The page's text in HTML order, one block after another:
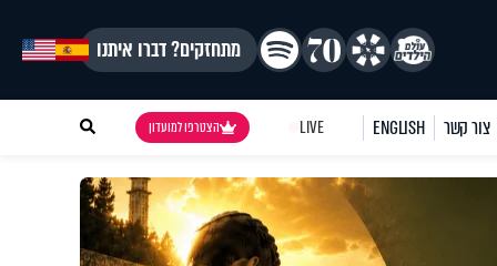
מתחזקים? דברו איתנו
צור קשר ENGLISH
LIVE הצטרפו למועדון